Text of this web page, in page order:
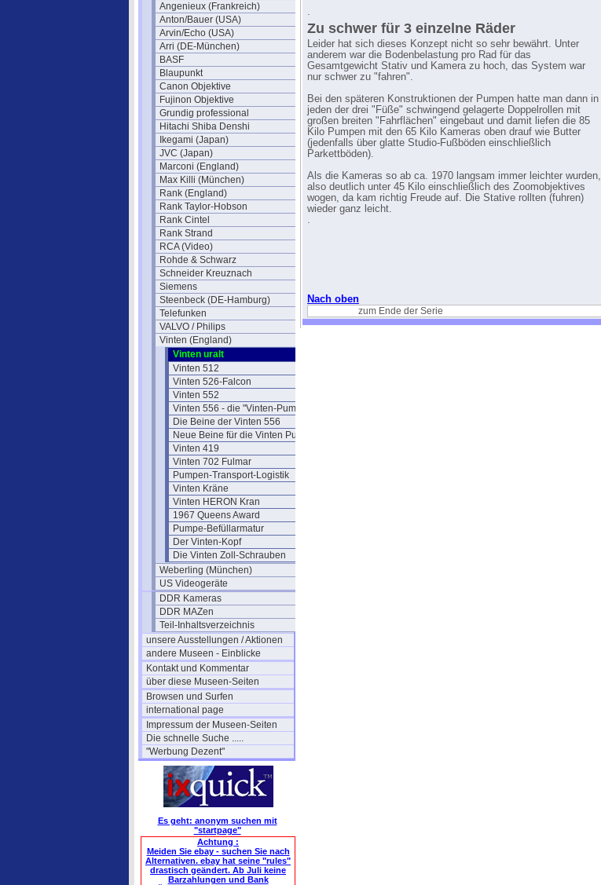
Angenieux (Frankreich)
Anton/Bauer (USA)
Arvin/Echo (USA)
Arri (DE-München)
BASF
Blaupunkt
Canon Objektive
Fujinon Objektive
Grundig professional
Hitachi Shiba Denshi
Ikegami (Japan)
JVC (Japan)
Marconi (England)
Max Killi (München)
Rank (England)
Rank Taylor-Hobson
Rank Cintel
Rank Strand
RCA (Video)
Rohde & Schwarz
Schneider Kreuznach
Siemens
Steenbeck (DE-Hamburg)
Telefunken
VALVO / Philips
Vinten (England)
Vinten uralt
Vinten 512
Vinten 526-Falcon
Vinten 552
Vinten 556 - die "Vinten-Pumpe"
Die Beine der Vinten 556
Neue Beine für die Vinten Pumpen
Vinten 419
Vinten 702 Fulmar
Pumpen-Transport-Logistik
Vinten Kräne
Vinten HERON Kran
1967 Queens Award
Pumpe-Befüllarmatur
Der Vinten-Kopf
Die Vinten Zoll-Schrauben
Weberling (München)
US Videogeräte
DDR Kameras
DDR MAZen
Teil-Inhaltsverzeichnis
unsere Ausstellungen / Aktionen
andere Museen - Einblicke
Kontakt und Kommentar
über diese Museen-Seiten
Browsen und Surfen
international page
Impressum der Museen-Seiten
Die schnelle Suche .....
"Werbung Dezent"
Es geht: anonym suchen mit
"startpage"
Achtung :
Meiden Sie ebay - suchen Sie nach
Alternativen. ebay hat seine "rules"
drastisch geändert. Ab Juli keine
Barzahlungen und Bank
.
Zu schwer für 3 einzelne Räder
Leider hat sich dieses Konzept nicht so sehr bewährt. Unter
anderem war die Bodenbelastung pro Rad für das
Gesamtgewicht Stativ und Kamera zu hoch, das System war
nur schwer zu "fahren".
Bei den späteren Konstruktionen der Pumpen hatte man dann in
jeden der drei "Füße" schwingend gelagerte Doppelrollen mit
großen breiten "Fahrflächen" eingebaut und damit liefen die 85
Kilo Pumpen mit den 65 Kilo Kameras oben drauf wie Butter
(jedenfalls über glatte Studio-Fußböden einschließlich
Parkettböden).
Als die Kameras so ab ca. 1970 langsam immer leichter wurden,
also deutlich unter 45 Kilo einschließlich des Zoomobjektives
wogen, da kam richtig Freude auf. Die Stative rollten (fuhren)
wieder ganz leicht.
.
Nach oben
zum Ende der Serie